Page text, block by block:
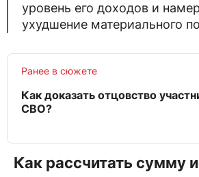
уровень его доходов и
ухудшение материального
Ранее в сюжете
Как доказать отцовство
СВО?
Как рассчитать сумму